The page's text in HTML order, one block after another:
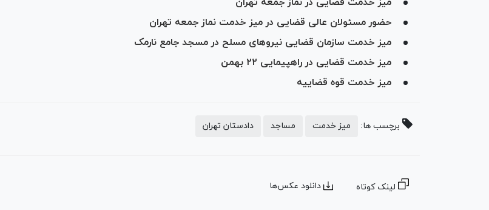
حضور مسئولان عالی قضایی در میز خدمت نماز جمعه تهران
میز خدمت سازمان قضایی نیروهای مسلح در مسجد جامع نارمک
میز خدمت قضایی در راهپیمایی ۲۲ بهمن
میز خدمت قوه قضاییه
برچسب ها: میز خدمت مساجد دادستان تهران
لینک کوتاه دانلود عکس‌ها